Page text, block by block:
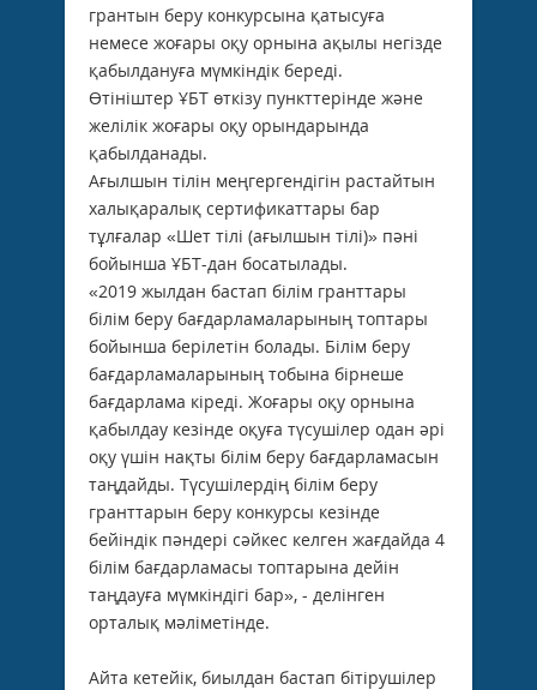
грантын беру конкурсына қатысуға
немесе жоғары оқу орнына ақылы негізде
қабылдануға мүмкіндік береді.
Өтініштер ҰБТ өткізу пункттерінде және
желілік жоғары оқу орындарында
қабылданады.
Ағылшын тілін меңгергендігін растайтын
халықаралық сертификаттары бар
тұлғалар «Шет тілі (ағылшын тілі)» пәні
бойынша ҰБТ-дан босатылады.
«2019 жылдан бастап білім гранттары
білім беру бағдарламаларының топтары
бойынша берілетін болады. Білім беру
бағдарламаларының тобына бірнеше
бағдарлама кіреді. Жоғары оқу орнына
қабылдау кезінде оқуға түсушілер одан әрі
оқу үшін нақты білім беру бағдарламасын
таңдайды. Түсушілердің білім беру
гранттарын беру конкурсы кезінде
бейіндік пәндері сәйкес келген жағдайда 4
білім бағдарламасы топтарына дейін
таңдауға мүмкіндігі бар», - делінген
орталық мәліметінде.
Айта кетейік, биылдан бастап бітірушілер